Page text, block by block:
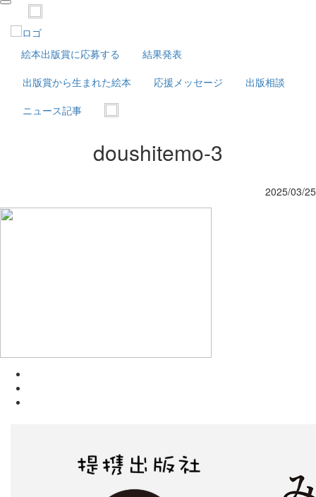
navigation
絵本出版賞に応募する
結果発表
出版賞から生まれた絵本
応援メッセージ
出版相談
ニュース記事
doushitemo-3
2025/03/25